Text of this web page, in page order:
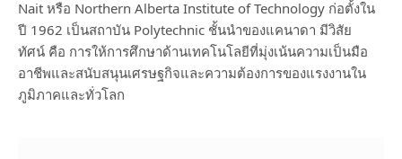
Nait หรือ Northern Alberta Institute of Technology ก่อตั้งใน
ปี 1962 เป็นสถาบัน Polytechnic ชั้นนำของแคนาดา มีวิสัย
ทัศน์ คือ การให้การศึกษาด้านเทคโนโลยีที่มุ่งเน้นความเป็นมือ
อาชีพและสนับสนุนเศรษฐกิจและความต้องการของแรงงานใน
ภูมิภาคและทั่วโลก